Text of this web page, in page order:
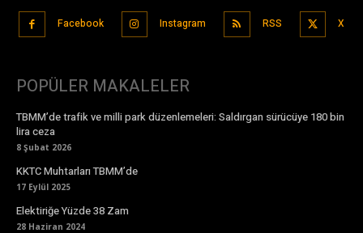
Facebook Instagram RSS X
POPÜLER MAKALELER
TBMM’de trafik ve milli park düzenlemeleri: Saldırgan sürücüye 180 bin
lira ceza
8 Şubat 2026
KKTC Muhtarları TBMM’de
17 Eylül 2025
Elektiriğe Yüzde 38 Zam
28 Haziran 2024